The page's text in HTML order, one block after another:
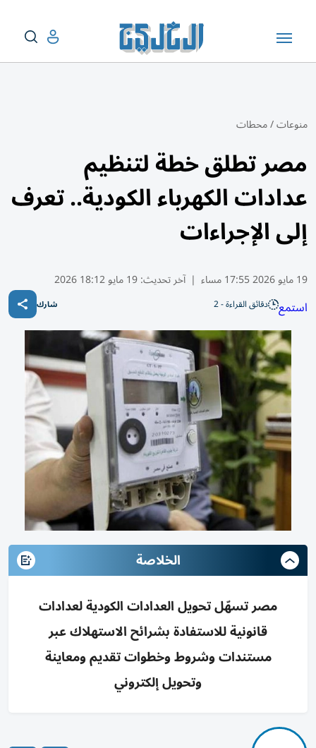
منوعات/محطات
مصر تطلق خطة لتنظيم
عدادات الكهرباء الكودية.. تعرف
إلى الإجراءات
19 مايو 2026 17:55 مساء | آخر تحديث:19 مايو 18:12 2026
استمع دقائق القراءة - 2 شارك
الخلاصة
مصر تسهّل تحويل العدادات الكودية لعدادات
قانونية للاستفادة بشرائح الاستهلاك عبر
مستندات وشروط وخطوات تقديم ومعاينة
وتحويل إلكتروني